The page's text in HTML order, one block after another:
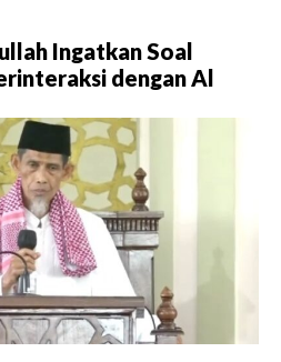
Ingatkan Soal
dengan Al